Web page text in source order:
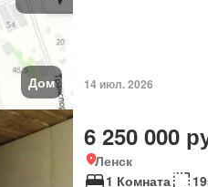
Дом 14 июл. 2026
6 250 000
Ленск
1 Комната